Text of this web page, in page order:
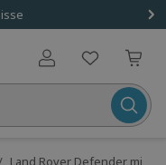
Benutzerkonto
Land Rover Defender